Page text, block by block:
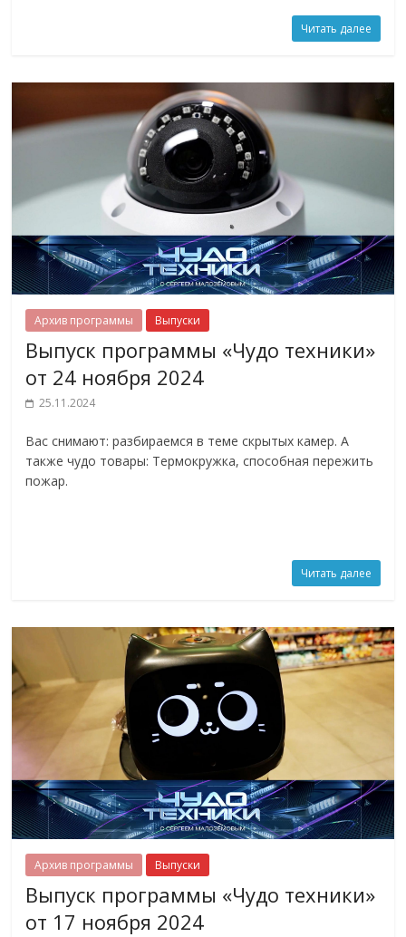
Читать далее
Архив программы Выпуски
Выпуск программы «Чудо техники»
от 24 ноября 2024
25.11.2024
Вас снимают: разбираемся в теме скрытых камер. А
также чудо товары: Термокружка, способная пережить
пожар.
Читать далее
Архив программы Выпуски
Выпуск программы «Чудо техники»
от 17 ноября 2024